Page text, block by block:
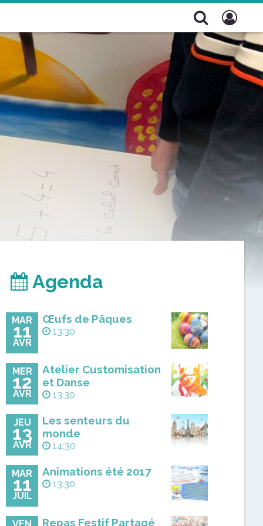
Agenda
MAR
11
AVR
Œufs de Pâques
13:30
MER
12
AVR
Atelier Customisation
et Danse
13:30
JEU
13
AVR
Les senteurs du
monde
14:30
MAR
11
JUIL
Animations été 2017
13:30
Repas Festif Partagé